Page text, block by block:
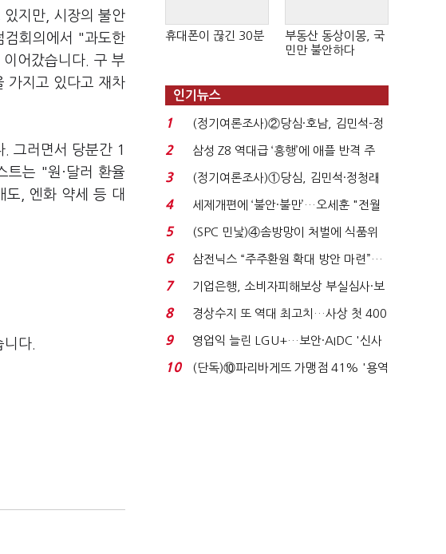
지만, 시장의 불안
검회의에서 "과도한
어갔습니다. 구 부
가지고 있다고 재차
그러면서 당분간 1
트는 "원·달러 환율
도, 엔화 약세 등 대
다.
휴대폰이 끊긴 30분
부동산 동상이몽, 국
민만 불안하다
인기뉴스
1
(정기여론조사)②당심·호남, 김민석-정
청래 '초접전'...
2
삼성 Z8 역대급 ‘흥행’에 애플 반격 주
목…9월 ‘폴...
3
(정기여론조사)①당심, 김민석·정청래
'초접전'…대통령 ...
4
세제개편에 ‘불안·불만’…오세훈 "전월
세 구하기 더 ...
5
(SPC 민낯)④솜방망이 처벌에 식품위
생법 위반 반복...
6
삼전닉스 “주주환원 확대 방안 마련”…
로이터에 성명...
7
기업은행, 소비자피해보상 부실심사·보
이스피싱 공시 ...
8
경상수지 또 역대 최고치…사상 첫 400
억달러에 '3% 성...
9
영업익 늘린 LGU+…보안·AIDC '신사
업 드라이브'...
10
(단독)⑩파리바게뜨 가맹점 41% '용역